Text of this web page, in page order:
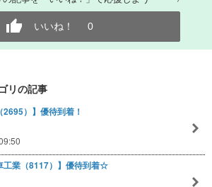
いいね！ 0
リの記事
2695）】優待到着！
工業（8117）】優待到着☆